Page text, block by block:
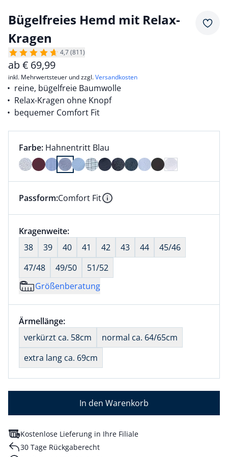
Bügelfreies Hemd mit Relax-
Kragen
4,7 (811)
ab€ 69,99
inkl. Mehrwertsteuer und zzgl.Versandkosten
reine, bügelfreie Baumwolle
Relax-Kragen ohne Knopf
bequemer Comfort Fit
Farbauswahl:
Farbe: aktuell ausgewählt:
Hahnentritt Blau
Farbe Hahnentritt Blau ausgewählt
Dieser Artikel hat die Passform Comfort Fit. für
Passform:Comfort Fit Information
Größenauswahl:
Kragenweite:nichts ausgewählt
38
39 40 41 42 43 44
45/46
47/48
49/50
51/52
Größenberatung
Größenauswahl:
Ärmellänge:nichts ausgewählt
verkürzt ca. 58cm
normal ca. 64/65cm
extra lang ca. 69cm
In den Warenkorb
Kostenlose Lieferung in Ihre Filiale
30 Tage Rückgaberecht